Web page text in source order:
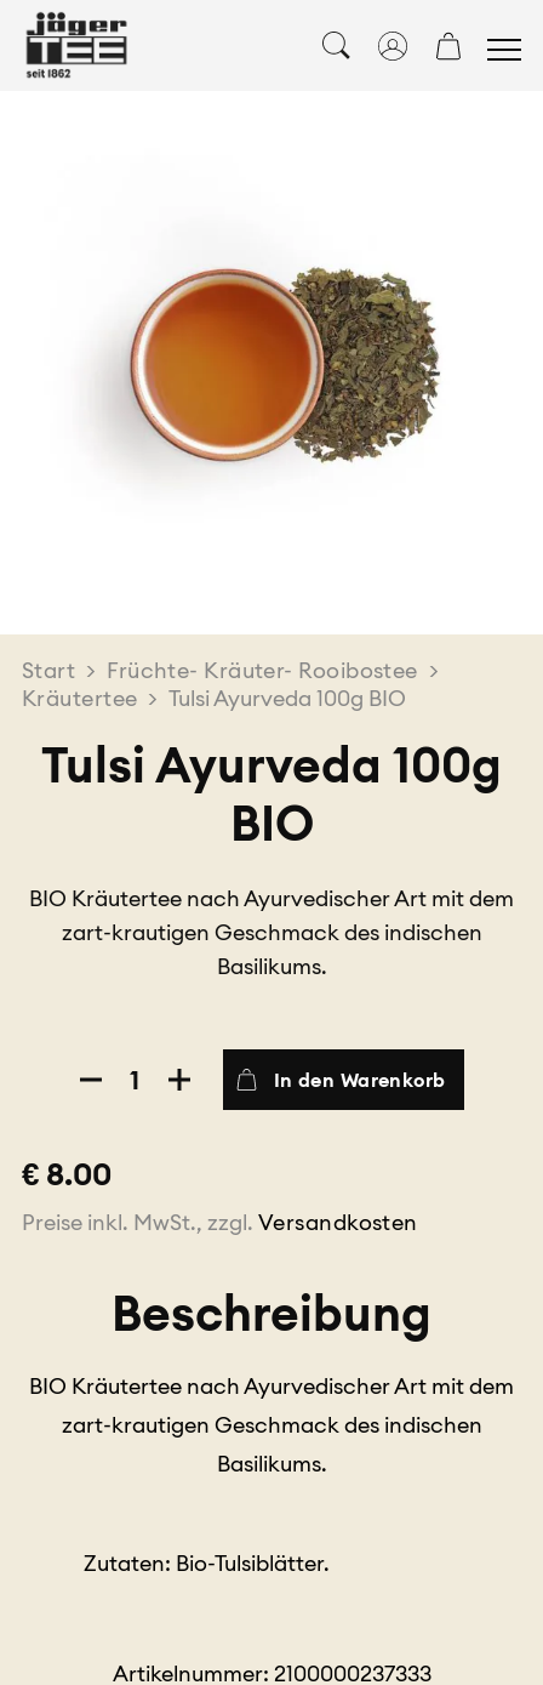
Start > Früchte- Kräuter- Rooibostee >
Kräutertee > Tulsi Ayurveda 100g BIO
Tulsi Ayurveda 100g
BIO
BIO Kräutertee nach Ayurvedischer Art mit dem
zart-krautigen Geschmack des indischen
Basilikums.
Ayurveda
Menge
In den Warenkorb
€ 8.00
Preise inkl. MwSt., zzgl. Versandkosten
Beschreibung
BIO Kräutertee nach Ayurvedischer Art mit dem
zart-krautigen Geschmack des indischen
Basilikums.
Zutaten: Bio-Tulsiblätter.
Artikelnummer: 2100000237333